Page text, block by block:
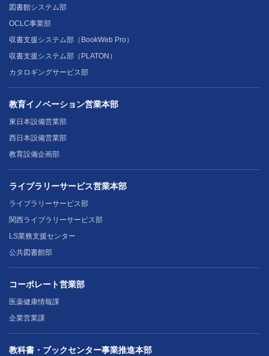
図書館システム部
OCLC事業部
収書支援システム部（BookWeb Pro）
収書支援システム部（PLATON）
カタロギングサービス部
教育イノベーション営業本部
東日本設備営業部
西日本設備営業部
教育設備企画部
ライブラリーサービス営業本部
ライブラリーサービス部
関西ライブラリーサービス部
LS業務支援センター
公共図書館部
コーポレート営業部
医薬健康情報課
企業営業課
教科書・ブックセンター事業推進本部